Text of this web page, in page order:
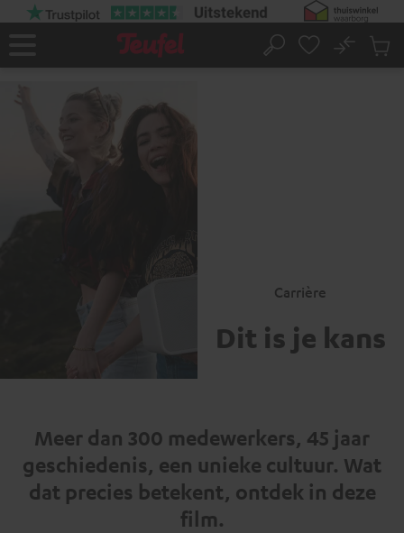
Home
Zoeken
No
Carrière
Dit is je kans
Meer dan 300 medewerkers, 45 jaar
geschiedenis, een unieke cultuur. Wat
dat precies betekent, ontdek in deze
film.